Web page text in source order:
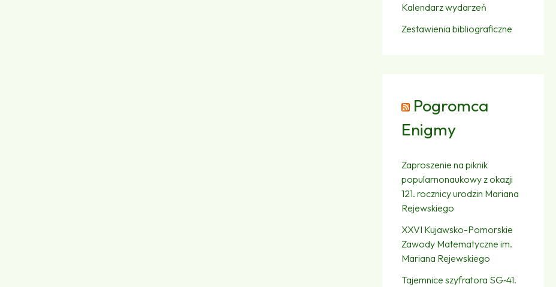
Kalendarz wydarzeń
Zestawienia bibliograficzne
Pogromca
Enigmy
Zaproszenie na piknik
popularnonaukowy z okazji
121. rocznicy urodzin Mariana
Rejewskiego
XXVI Kujawsko-Pomorskie
Zawody Matematyczne im.
Mariana Rejewskiego
Tajemnice szyfratora SG‑41.